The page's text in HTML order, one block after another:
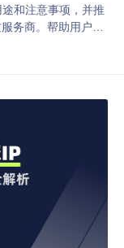
和注意事项，并推
务商。帮助用户安
，适用于跨境电